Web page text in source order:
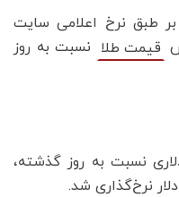
بر طبق نرخ اعلامی سایت
قیمت‌‌‌‌ طلا نسبت به روز
طلای جهانی با افزایش 3 دلاری نسبت به روز گذشته،